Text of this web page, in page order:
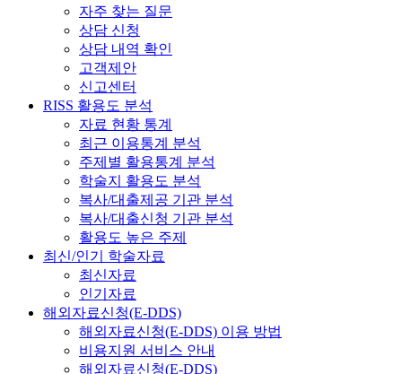
자주 찾는 질문
상담 신청
상담 내역 확인
고객제안
신고센터
RISS 활용도 분석
자료 현황 통계
최근 이용통계 분석
주제별 활용통계 분석
학술지 활용도 분석
복사/대출제공 기관 분석
복사/대출신청 기관 분석
활용도 높은 주제
최신/인기 학술자료
최신자료
인기자료
해외자료신청(E-DDS)
해외자료신청(E-DDS) 이용 방법
비용지원 서비스 안내
해외자료신청(E-DDS)